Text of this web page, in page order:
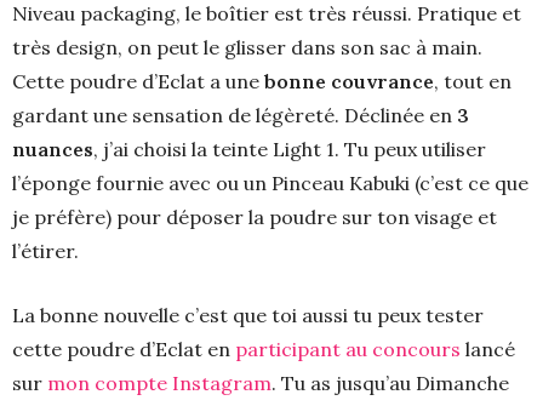
Niveau packaging, le boîtier est très réussi. Pratique et
très design, on peut le glisser dans son sac à main.
Cette poudre d’Eclat a une bonne couvrance, tout en
gardant une sensation de légèreté. Déclinée en 3
nuances, j’ai choisi la teinte Light 1. Tu peux utiliser
l’éponge fournie avec ou un Pinceau Kabuki (c’est ce que
je préfère) pour déposer la poudre sur ton visage et
l’étirer.
La bonne nouvelle c’est que toi aussi tu peux tester
cette poudre d’Eclat en participant au concours lancé
sur mon compte Instagram. Tu as jusqu’au Dimanche